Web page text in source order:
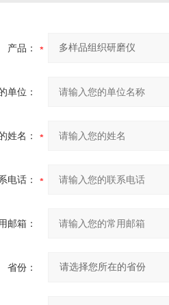
产品：
单位：
姓名：
电话：
邮箱：
省份：